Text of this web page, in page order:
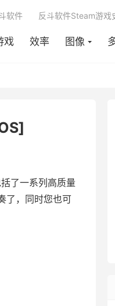
戏 效率 图像
软件 反斗软件Steam游戏
了一系列高质量
了，同时您也可